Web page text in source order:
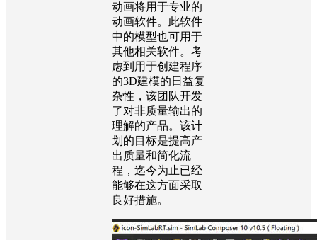
动画将用于专业的
动画软件。此软件
中的模型也可用于
其他相关软件。考
虑到用于创建程序
的3D建模的日益复
杂性，该团队开发
了对非质量输出的
理解的产品。该计
划的目标是提高产
出质量和简化流
程，迄今为止已经
能够在这方面采取
良好措施。